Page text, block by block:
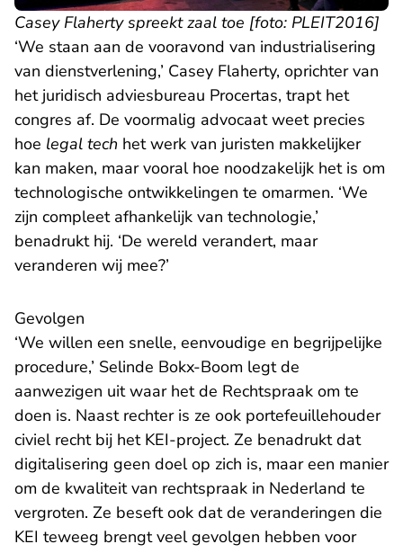
Casey Flaherty spreekt zaal toe [foto: PLEIT2016]
‘We staan aan de vooravond van industrialisering
van dienstverlening,’ Casey Flaherty, oprichter van
het juridisch adviesbureau Procertas, trapt het
congres af. De voormalig advocaat weet precies
hoe legal tech het werk van juristen makkelijker
kan maken, maar vooral hoe noodzakelijk het is om
technologische ontwikkelingen te omarmen. ‘We
zijn compleet afhankelijk van technologie,’
benadrukt hij. ‘De wereld verandert, maar
veranderen wij mee?’
Gevolgen
‘We willen een snelle, eenvoudige en begrijpelijke
procedure,’ Selinde Bokx-Boom legt de
aanwezigen uit waar het de Rechtspraak om te
doen is. Naast rechter is ze ook portefeuillehouder
civiel recht bij het KEI-project. Ze benadrukt dat
digitalisering geen doel op zich is, maar een manier
om de kwaliteit van rechtspraak in Nederland te
vergroten. Ze beseft ook dat de veranderingen die
KEI teweeg brengt veel gevolgen hebben voor